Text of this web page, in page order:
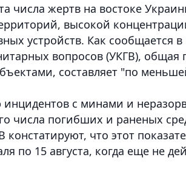
числа жертв на востоке
высокой
устройств. Как сообщается
вопросов (УКГВ),
составляет "по
инцидентов с минами и
числа погибших и раненых
констатируют, что этот
по 15 августа, когда еще не